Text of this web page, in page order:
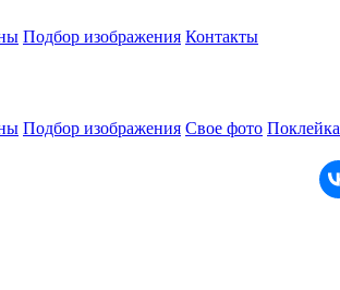
Подбор изображения Контакты
Подбор изображения Свое фото Поклейка